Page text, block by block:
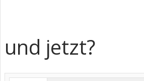
und jetzt?